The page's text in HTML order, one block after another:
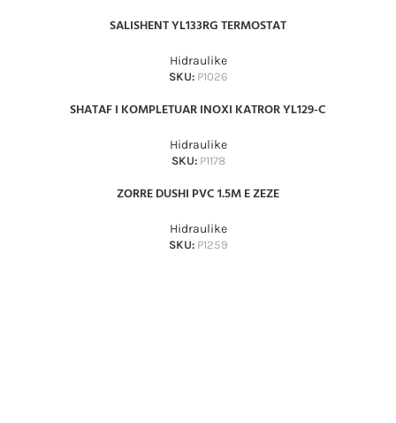
SALISHENT YL133RG TERMOSTAT
Hidraulike
SKU: P1026
SHATAF I KOMPLETUAR INOXI KATROR YL129-C
Hidraulike
SKU: P1178
ZORRE DUSHI PVC 1.5M E ZEZE
Hidraulike
SKU: P1259